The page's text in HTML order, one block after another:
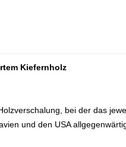
Kiefernholz
bei der das
und den USA